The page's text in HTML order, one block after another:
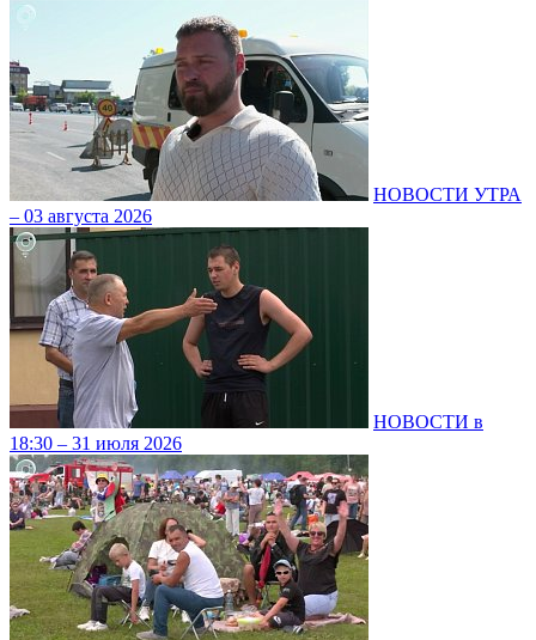
НОВОСТИ УТРА
– 03 августа 2026
НОВОСТИ в
18:30 – 31 июля 2026